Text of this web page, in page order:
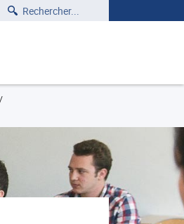
Rechercher